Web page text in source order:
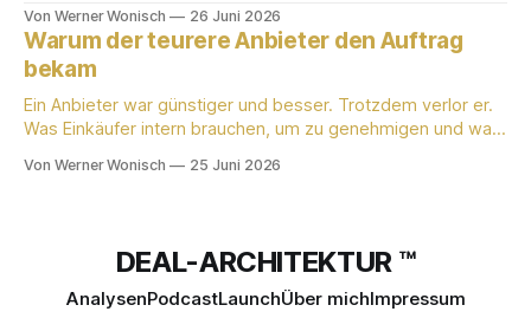
produzierende KMU.
Von Werner Wonisch 26 Juni 2026
Warum der teurere Anbieter den Auftrag
bekam
Ein Anbieter war günstiger und besser. Trotzdem verlor er.
Was Einkäufer intern brauchen, um zu genehmigen und was
Von Werner Wonisch 25 Juni 2026
DEAL-ARCHITEKTUR ™
AnalysenPodcastLaunchÜber michImpressum